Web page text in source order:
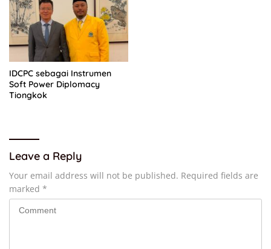
IDCPC sebagai Instrumen
Soft Power Diplomacy
Tiongkok
Leave a Reply
Your email address will not be published. Required fields are
marked *